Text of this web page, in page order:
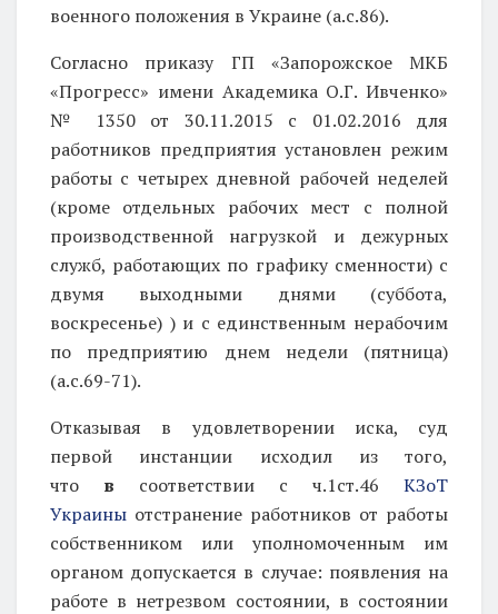
военного положения в Украине (а.с.86).
Согласно приказу ГП «Запорожское МКБ
«Прогресс» имени Академика О.Г. Ивченко»
№ 1350 от 30.11.2015 с 01.02.2016 для
работников предприятия установлен режим
работы с четырех дневной рабочей неделей
(кроме отдельных рабочих мест с полной
производственной нагрузкой и дежурных
служб, работающих по графику сменности) с
двумя выходными днями (суббота,
воскресенье) ) и с единственным нерабочим
по предприятию днем ​​недели (пятница)
(а.с.69-71).
Отказывая в удовлетворении иска, суд
первой инстанции исходил из того,
что в соответствии с ч.1ст.46 КЗоТ
Украины отстранение работников от работы
собственником или уполномоченным им
органом допускается в случае: появления на
работе в нетрезвом состоянии, в состоянии